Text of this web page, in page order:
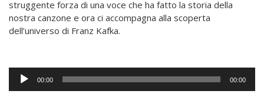
struggente forza di una voce che ha fatto la storia della
nostra canzone e ora ci accompagna alla scoperta
dell’universo di Franz Kafka.
00:00 00:00